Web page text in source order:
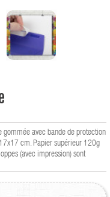
gommée avec bande de protection
cm. Papier supérieur 120g
(avec impression) sont